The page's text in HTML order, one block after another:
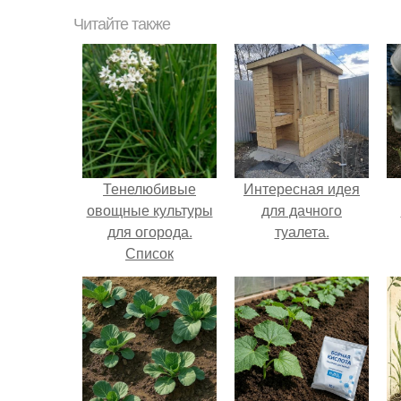
Читайте также
Тенелюбивые
овощные культуры
для огорода.
Список
теневыносливых
овощей для
огорода
Интересная идея
для дачного
туалета.